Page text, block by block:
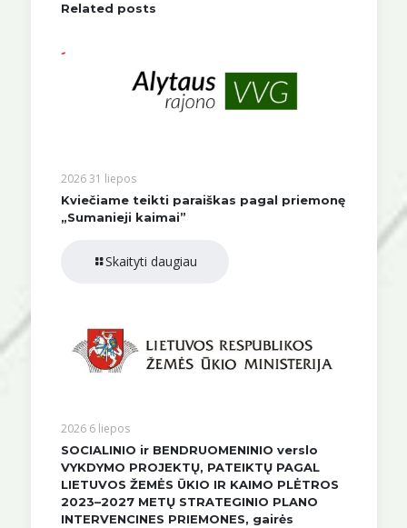
Related posts
2026 31 liepos
Kviečiame teikti paraiškas pagal priemonę
„Sumanieji kaimai”
Skaityti daugiau
2026 6 liepos
SOCIALINIO ir BENDRUOMENINIO verslo
VYKDYMO PROJEKTŲ, PATEIKTŲ PAGAL
LIETUVOS ŽEMĖS ŪKIO IR KAIMO PLĖTROS
2023–2027 METŲ STRATEGINIO PLANO
INTERVENCINES PRIEMONES, gairės